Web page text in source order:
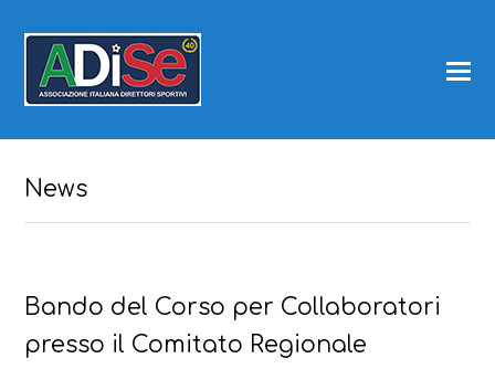
News
Bando del Corso per Collaboratori
presso il Comitato Regionale